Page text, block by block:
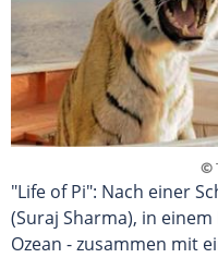
©
"Life of Pi": Nach einer
(Suraj Sharma), in
Ozean - zusammen mit